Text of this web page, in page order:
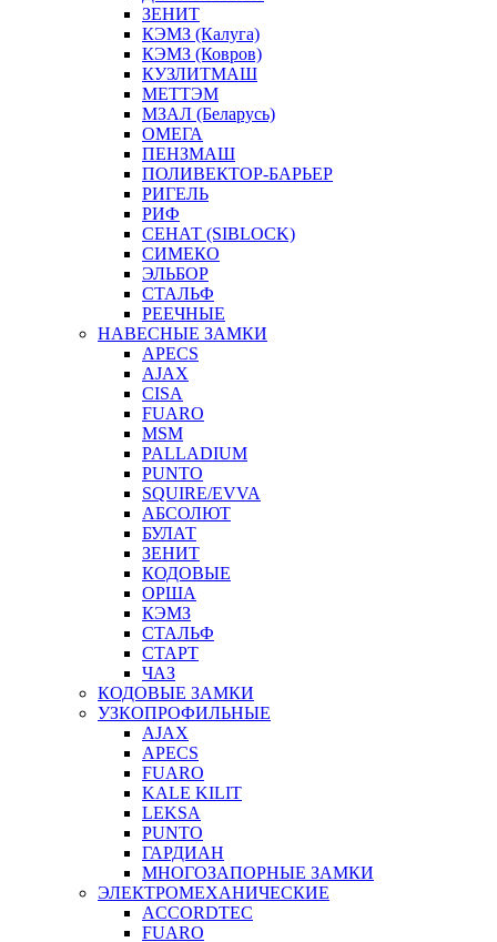
ЗЕНИТ
КЭМЗ (Калуга)
КЭМЗ (Ковров)
КУЗЛИТМАШ
МЕТТЭМ
МЗАЛ (Беларусь)
ОМЕГА
ПЕНЗМАШ
ПОЛИВЕКТОР-БАРЬЕР
РИГЕЛЬ
РИФ
СЕНАТ (SIBLOCK)
СИМЕКО
ЭЛЬБОР
СТАЛЬФ
РЕЕЧНЫЕ
НАВЕСНЫЕ ЗАМКИ
APECS
AJAX
CISA
FUARO
MSM
PALLADIUM
PUNTO
SQUIRE/EVVA
АБСОЛЮТ
БУЛАТ
ЗЕНИТ
КОДОВЫЕ
ОРША
КЭМЗ
СТАЛЬФ
СТАРТ
ЧАЗ
КОДОВЫЕ ЗАМКИ
УЗКОПРОФИЛЬНЫЕ
AJAX
APECS
FUARO
KALE KILIT
LEKSA
PUNTO
ГАРДИАН
МНОГОЗАПОРНЫЕ ЗАМКИ
ЭЛЕКТРОМЕХАНИЧЕСКИЕ
ACCORDTEC
FUARO